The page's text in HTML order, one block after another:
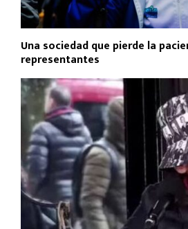
Una sociedad que pierde la
representantes